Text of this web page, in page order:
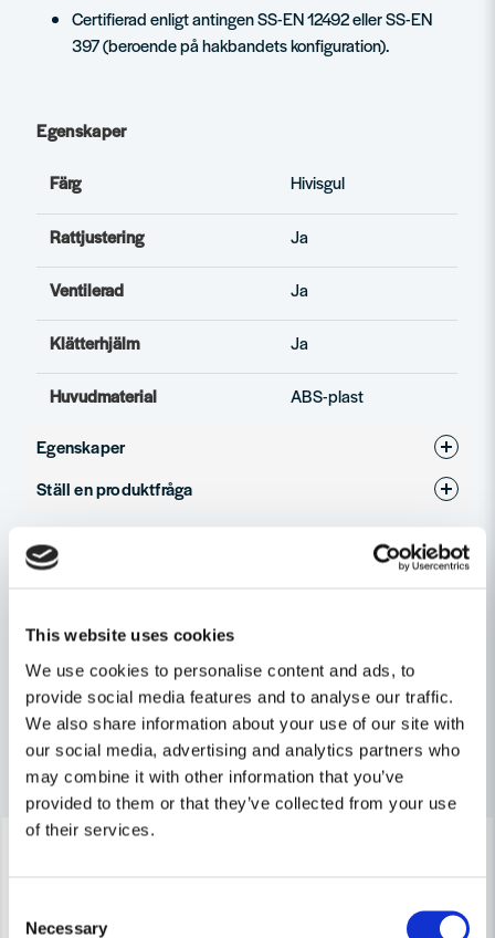
This website uses cookies
We use cookies to personalise content and ads, to
provide social media features and to analyse our traffic.
We also share information about your use of our site with
our social media, advertising and analytics partners who
may combine it with other information that you’ve
provided to them or that they’ve collected from your use
of their services.
Selection
Necessary
Certifierad enligt antingen SS-EN 12492 eller SS-EN
397 (beroende på hakbandets konfiguration).
Egenskaper
Färg Hivisgul
Rattjustering Ja
Ventilerad Ja
Klätterhjälm Ja
Huvudmaterial ABS-plast
Egenskaper
Produkttyp Skyddshjälm. Sågklinga
Ställ en produktfråga
question
Fråga oss något om denna produkten...
Namn
email
Mejladress
Relaterade kategorier
Personligt Skydd & Kläder
Andra produkter i kategorin
-45%